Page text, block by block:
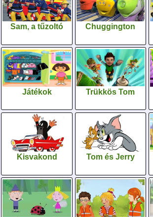
Sam, a tűzoltó Chuggington
Játékok Trükkös Tom
Kisvakond Tom és Jerry